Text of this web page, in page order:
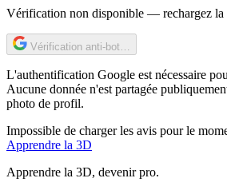
Vérification non disponible — rechargez la
Vérification anti-bot…
L'authentification Google est nécessaire
Aucune donnée n'est partagée
photo de profil.
Impossible de charger les avis pour le
Apprendre la 3D
Apprendre la 3D, devenir pro.